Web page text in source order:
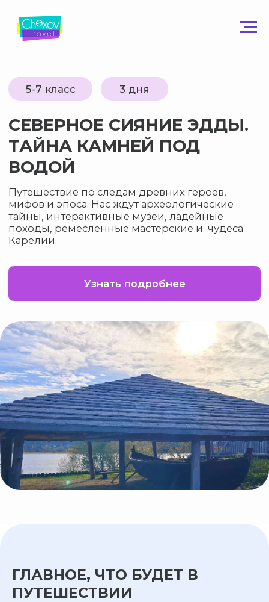
Путешествие по следам древних героев,
мифов и эпоса. Нас ждут археологические
тайны, интерактивные музеи, ладейные
походы, ремесленные мастерские и чудеса
Карелии.
СЕВЕРНОЕ СИЯНИЕ ЭДДЫ.
ТАЙНА КАМНЕЙ ПОД
ВОДОЙ
Узнать подробнее
ГЛАВНОЕ, ЧТО БУДЕТ В
ПУТЕШЕСТВИИ